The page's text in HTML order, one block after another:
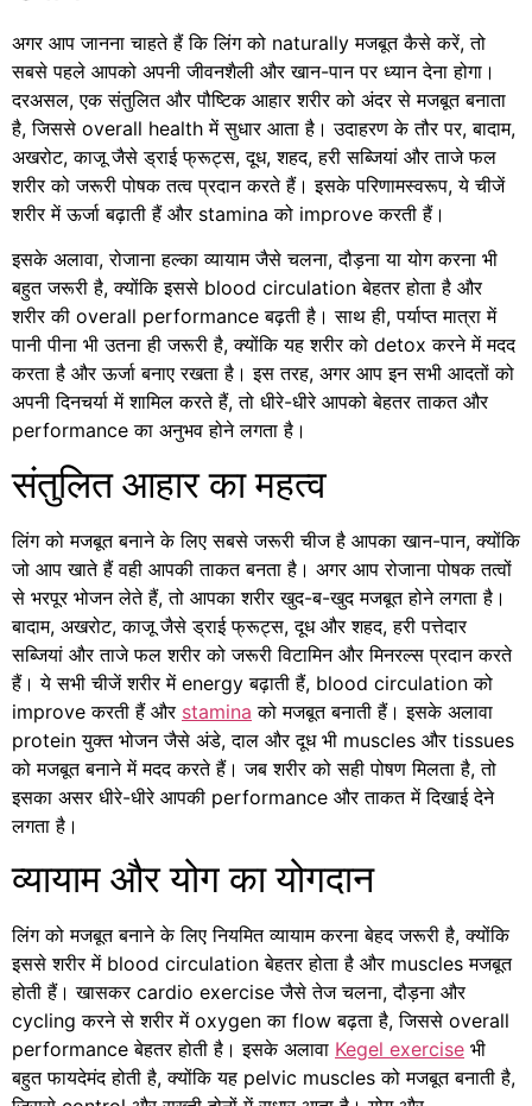
अगर आप जानना चाहते हैं कि लिंग को naturally मजबूत कैसे करें, तो
सबसे पहले आपको अपनी जीवनशैली और खान-पान पर ध्यान देना होगा।
दरअसल, एक संतुलित और पौष्टिक आहार शरीर को अंदर से मजबूत बनाता
है, जिससे overall health में सुधार आता है। उदाहरण के तौर पर, बादाम,
अखरोट, काजू जैसे ड्राई फ्रूट्स, दूध, शहद, हरी सब्जियां और ताजे फल
शरीर को जरूरी पोषक तत्व प्रदान करते हैं। इसके परिणामस्वरूप, ये चीजें
शरीर में ऊर्जा बढ़ाती हैं और stamina को improve करती हैं।
इसके अलावा, रोजाना हल्का व्यायाम जैसे चलना, दौड़ना या योग करना भी
बहुत जरूरी है, क्योंकि इससे blood circulation बेहतर होता है और
शरीर की overall performance बढ़ती है। साथ ही, पर्याप्त मात्रा में
पानी पीना भी उतना ही जरूरी है, क्योंकि यह शरीर को detox करने में मदद
करता है और ऊर्जा बनाए रखता है। इस तरह, अगर आप इन सभी आदतों को
अपनी दिनचर्या में शामिल करते हैं, तो धीरे-धीरे आपको बेहतर ताकत और
performance का अनुभव होने लगता है।
संतुलित आहार का महत्व
लिंग को मजबूत बनाने के लिए सबसे जरूरी चीज है आपका खान-पान, क्योंकि
जो आप खाते हैं वही आपकी ताकत बनता है। अगर आप रोजाना पोषक तत्वों
से भरपूर भोजन लेते हैं, तो आपका शरीर खुद-ब-खुद मजबूत होने लगता है।
बादाम, अखरोट, काजू जैसे ड्राई फ्रूट्स, दूध और शहद, हरी पत्तेदार
सब्जियां और ताजे फल शरीर को जरूरी विटामिन और मिनरल्स प्रदान करते
हैं। ये सभी चीजें शरीर में energy बढ़ाती हैं, blood circulation को
improve करती हैं और stamina को मजबूत बनाती हैं। इसके अलावा
protein युक्त भोजन जैसे अंडे, दाल और दूध भी muscles और tissues
को मजबूत बनाने में मदद करते हैं। जब शरीर को सही पोषण मिलता है, तो
इसका असर धीरे-धीरे आपकी performance और ताकत में दिखाई देने
लगता है।
व्यायाम और योग का योगदान
लिंग को मजबूत बनाने के लिए नियमित व्यायाम करना बेहद जरूरी है, क्योंकि
इससे शरीर में blood circulation बेहतर होता है और muscles मजबूत
होती हैं। खासकर cardio exercise जैसे तेज चलना, दौड़ना और
cycling करने से शरीर में oxygen का flow बढ़ता है, जिससे overall
performance बेहतर होती है। इसके अलावा Kegel exercise भी
बहुत फायदेमंद होती है, क्योंकि यह pelvic muscles को मजबूत बनाती है,